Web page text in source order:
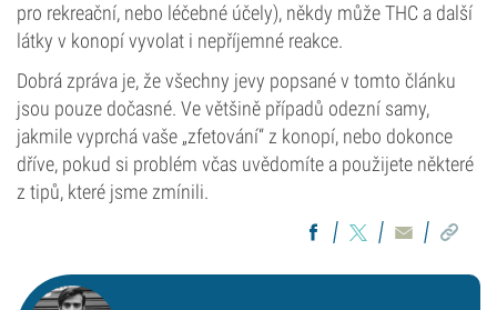
pro rekreační, nebo léčebné účely), někdy může THC a další
látky v konopí vyvolat i nepříjemné reakce.
Dobrá zpráva je, že všechny jevy popsané v tomto článku
jsou pouze dočasné. Ve většině případů odezní samy,
jakmile vyprchá vaše „zfetování“ z konopí, nebo dokonce
dříve, pokud si problém včas uvědomíte a použijete některé
z tipů, které jsme zmínili.